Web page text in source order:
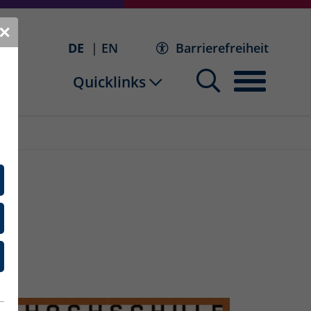
DE EN Barrierefreiheit
Quicklinks